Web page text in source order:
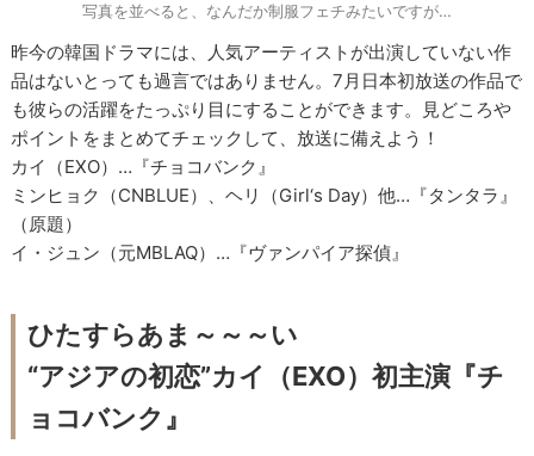
写真を並べると、なんだか制服フェチみたいですが…
昨今の韓国ドラマには、人気アーティストが出演していない作
品はないとっても過言ではありません。7月日本初放送の作品で
も彼らの活躍をたっぷり目にすることができます。見どころや
ポイントをまとめてチェックして、放送に備えよう！
カイ（EXO）…『チョコバンク』
ミンヒョク（CNBLUE）、ヘリ（Girl‘s Day）他…『タンタラ』
（原題）
イ・ジュン（元MBLAQ）…『ヴァンパイア探偵』
ひたすらあま～～～い
“アジアの初恋”カイ（EXO）初主演『チ
ョコバンク』